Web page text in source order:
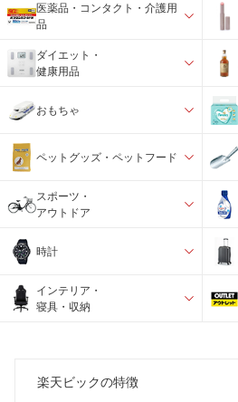
医薬品・コンタクト・介護用
品
ダイエット・
健康用品
おもちゃ
ペットグッズ・ペットフード
スポーツ・
アウトドア
時計
インテリア・
寝具・収納
楽天ビックの特徴